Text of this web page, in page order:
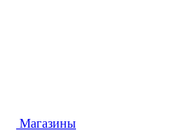
Магазины